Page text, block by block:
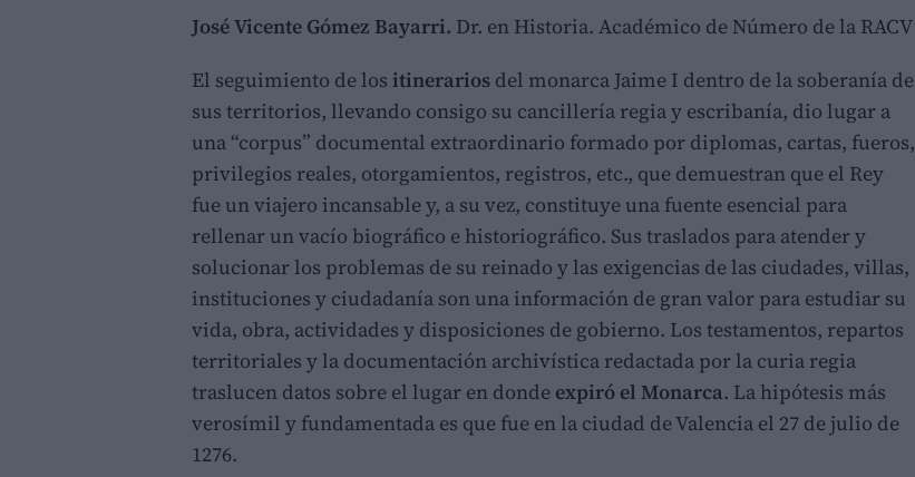
José Vicente Gómez Bayarri. Dr. en Historia. Académico de Número de la RACV
El seguimiento de los itinerarios del monarca Jaime I dentro de la soberanía de
sus territorios, llevando consigo su cancillería regia y escribanía, dio lugar a
una “corpus” documental extraordinario formado por diplomas, cartas, fueros,
privilegios reales, otorgamientos, registros, etc., que demuestran que el Rey
fue un viajero incansable y, a su vez, constituye una fuente esencial para
rellenar un vacío biográfico e historiográfico. Sus traslados para atender y
solucionar los problemas de su reinado y las exigencias de las ciudades, villas,
instituciones y ciudadanía son una información de gran valor para estudiar su
vida, obra, actividades y disposiciones de gobierno. Los testamentos, repartos
territoriales y la documentación archivística redactada por la curia regia
traslucen datos sobre el lugar en donde expiró el Monarca. La hipótesis más
verosímil y fundamentada es que fue en la ciudad de Valencia el 27 de julio de
1276.